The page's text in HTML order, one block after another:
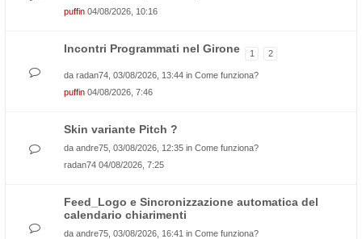
puffin 04/08/2026, 10:16
Incontri Programmati nel Girone 1 2
da radan74 , 03/08/2026, 13:44 in Come funziona?
puffin 04/08/2026, 7:46
Skin variante Pitch ?
da andre75 , 03/08/2026, 12:35 in Come funziona?
radan74 04/08/2026, 7:25
Feed_Logo e Sincronizzazione automatica del
calendario chiarimenti
da andre75 , 03/08/2026, 16:41 in Come funziona?